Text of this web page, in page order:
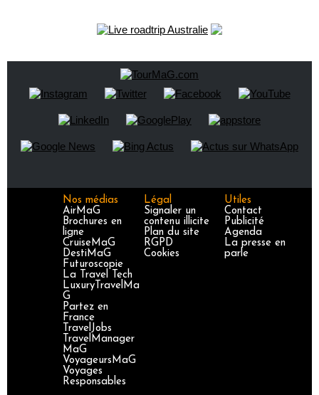
Nos médias
AirMaG
Brochures en
ligne
CruiseMaG
DestiMaG
Futuroscopie
La Travel Tech
LuxuryTravelMa
G
Partez en
France
TravelJobs
TravelManager
MaG
VoyageursMaG
Voyages
Responsables
Légal
Signaler un
contenu illicite
Plan du site
RGPD
Cookies
Utiles
Contact
Publicité
Agenda
La presse en
parle